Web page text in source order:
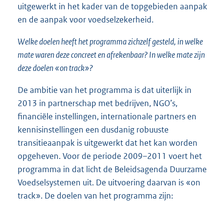
uitgewerkt in het kader van de topgebieden aanpak
en de aanpak voor voedselzekerheid.
Welke doelen heeft het programma zichzelf gesteld, in welke
mate waren deze concreet en afrekenbaar? In welke mate zijn
deze doelen «on track»?
De ambitie van het programma is dat uiterlijk in
2013 in partnerschap met bedrijven, NGO’s,
financiële instellingen, internationale partners en
kennisinstellingen een dusdanig robuuste
transitieaanpak is uitgewerkt dat het kan worden
opgeheven. Voor de periode 2009–2011 voert het
programma in dat licht de Beleidsagenda Duurzame
Voedselsystemen uit. De uitvoering daarvan is «on
track». De doelen van het programma zijn: